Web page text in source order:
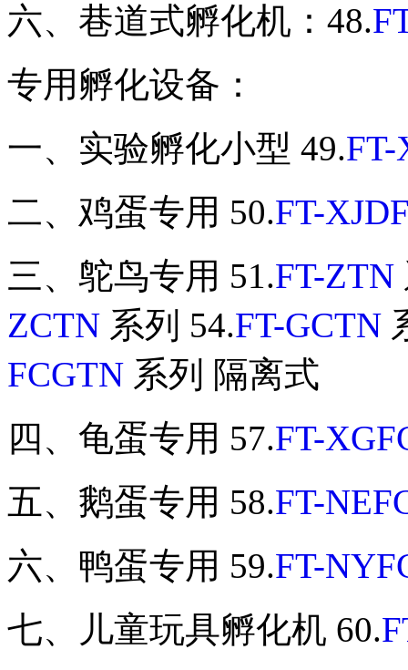
六、巷道式孵化机：48.
专用孵化设备：
一、实验孵化小型 49.FT-
二、鸡蛋专用 50.FT-
三、鸵鸟专用 51.FT-ZTN
ZCTN 系列 54.FT-GCTN
FCGTN 系列 隔离式
四、龟蛋专用 57.FT-
五、鹅蛋专用 58.FT-
六、鸭蛋专用 59.FT-
七、儿童玩具孵化机 60.